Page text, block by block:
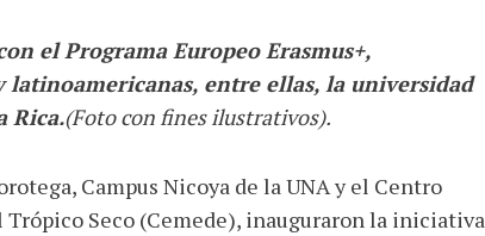
el Programa Europeo Erasmus+,
entre ellas, la universidad
Rica.(Foto con fines ilustrativos).
Campus Nicoya de la UNA y el Centro
Seco (Cemede), inauguraron la iniciativa